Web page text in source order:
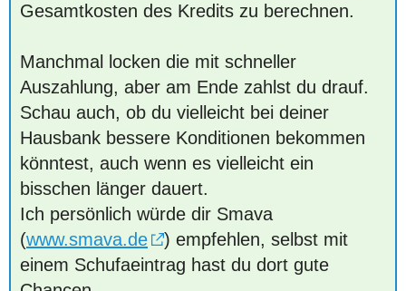
Gesamtkosten des Kredits zu berechnen.
Manchmal locken die mit schneller
Auszahlung, aber am Ende zahlst du drauf.
Schau auch, ob du vielleicht bei deiner
Hausbank bessere Konditionen bekommen
könntest, auch wenn es vielleicht ein
bisschen länger dauert.
Ich persönlich würde dir Smava
(www.smava.de
) empfehlen, selbst mit
einem Schufaeintrag hast du dort gute